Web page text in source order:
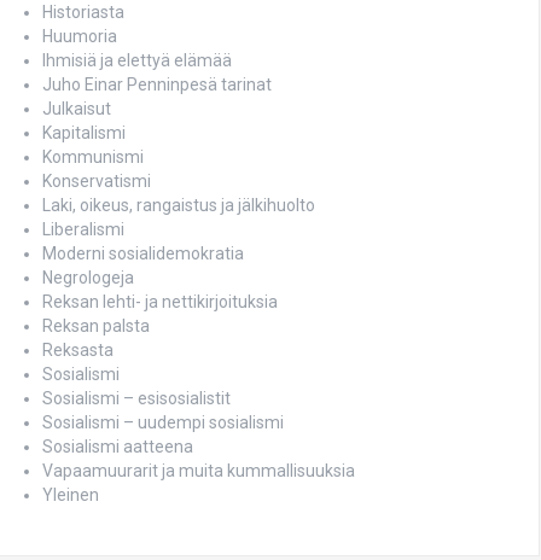
Historiasta
Huumoria
Ihmisiä ja elettyä elämää
Juho Einar Penninpesä tarinat
Julkaisut
Kapitalismi
Kommunismi
Konservatismi
Laki, oikeus, rangaistus ja jälkihuolto
Liberalismi
Moderni sosialidemokratia
Negrologeja
Reksan lehti- ja nettikirjoituksia
Reksan palsta
Reksasta
Sosialismi
Sosialismi – esisosialistit
Sosialismi – uudempi sosialismi
Sosialismi aatteena
Vapaamuurarit ja muita kummallisuuksia
Yleinen